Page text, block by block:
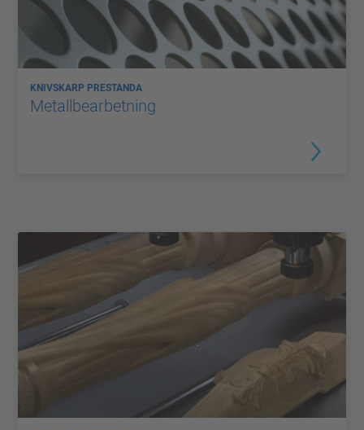
KNIVSKARP PRESTANDA
Metallbearbetning